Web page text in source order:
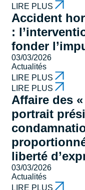
LIRE PLUS
Accident
:
fonder
03/03/2026
Actualités
LIRE PLUS
LIRE PLUS
Affaire des
portrait
liberté
03/03/2026
Actualités
LIRE PLUS